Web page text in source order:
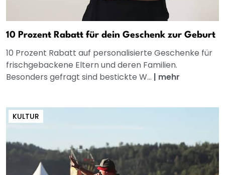
10 Prozent Rabatt für dein Geschenk zur Geburt
10 Prozent Rabatt auf personalisierte Geschenke für
frischgebackene Eltern und deren Familien.
Besonders gefragt sind bestickte W... | mehr
KULTUR